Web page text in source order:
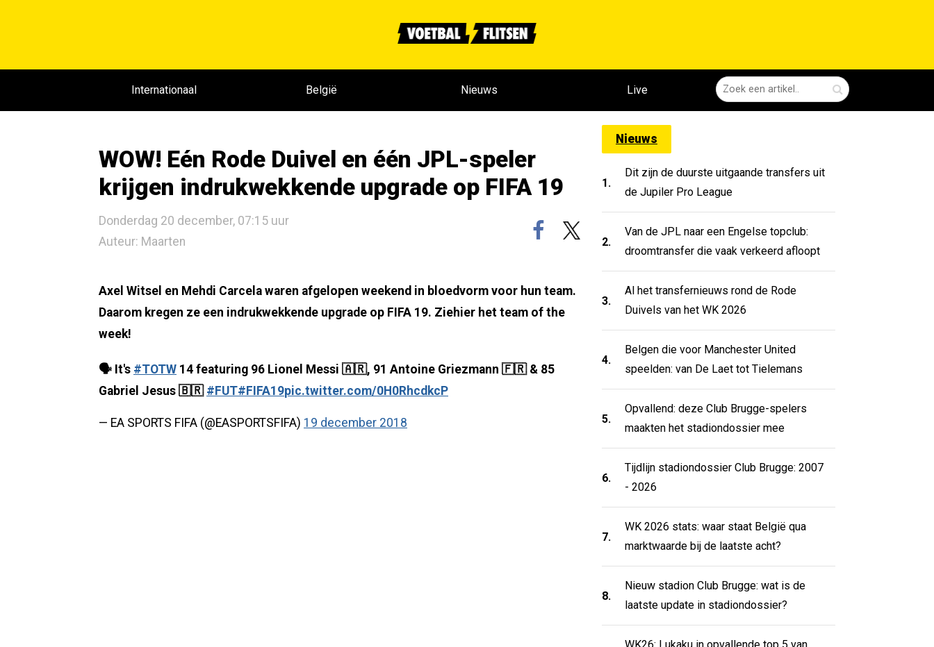
Internationaal België Nieuws Live
WOW! Eén Rode Duivel en één JPL-speler
krijgen indrukwekkende upgrade op FIFA 19
Donderdag 20 december, 07:15 uur
Auteur: Maarten
Axel Witsel en Mehdi Carcela waren afgelopen weekend in bloedvorm voor hun team.
Daarom kregen ze een indrukwekkende upgrade op FIFA 19. Ziehier het team of the
week!
🗣️ It's #TOTW 14 featuring 96 Lionel Messi 🇦🇷, 91 Antoine Griezmann 🇫🇷 & 85
Gabriel Jesus 🇧🇷 #FUT#FIFA19pic.twitter.com/0H0RhcdkcP
— EA SPORTS FIFA (@EASPORTSFIFA) 19 december 2018
Nieuws
1.
Dit zijn de duurste uitgaande transfers uit
de Jupiler Pro League
2.
Van de JPL naar een Engelse topclub:
droomtransfer die vaak verkeerd afloopt
3.
Al het transfernieuws rond de Rode
Duivels van het WK 2026
4.
Belgen die voor Manchester United
speelden: van De Laet tot Tielemans
5.
Opvallend: deze Club Brugge-spelers
maakten het stadiondossier mee
6.
Tijdlijn stadiondossier Club Brugge: 2007
- 2026
7.
WK 2026 stats: waar staat België qua
marktwaarde bij de laatste acht?
8.
Nieuw stadion Club Brugge: wat is de
laatste update in stadiondossier?